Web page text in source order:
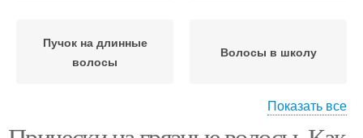
Пучок на длинные
волосы
Волосы в школу
Показать все